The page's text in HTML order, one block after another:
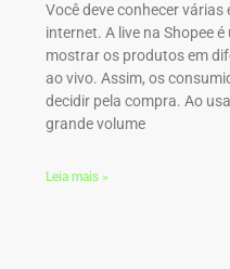
Você deve conhecer
internet. A live na Shopee
mostrar os produtos em
ao vivo. Assim, os
decidir pela compra. Ao
grande volume
Leia mais »